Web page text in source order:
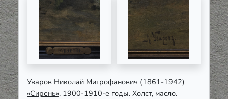
Уваров Николай Митрофанович (1861-1942)
«Сирень», 1900-1910-е годы. Холст, масло.